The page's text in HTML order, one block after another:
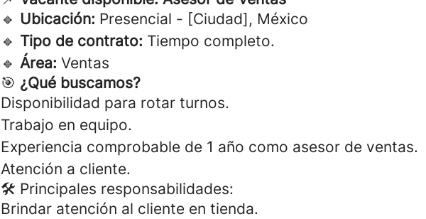
🔹 Ubicación: Presencial - [Ciudad], México
🔹 Tipo de contrato: Tiempo completo.
🔹 Área: Ventas
🎯 ¿Qué buscamos?
Disponibilidad para rotar turnos.
Trabajo en equipo.
Experiencia comprobable de 1 año como asesor de ventas.
Atención a cliente.
🛠 Principales responsabilidades:
Brindar atención al cliente en tienda.